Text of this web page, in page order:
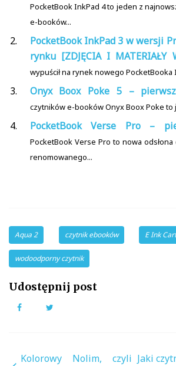
PocketBook InkPad 4 to jeden z
e-booków...
PocketBook InkPad 3 w wersji
rynku [ZDJĘCIA I MATERIAŁY
wypuścił na rynek nowego PocketBooka
Onyx Boox Poke 5 –
czytników e-booków Onyx Boox Poke to
PocketBook Verse Pro –
PocketBook Verse Pro to nowa
renomowanego...
Aqua 2 czytnik ebooków E Ink
wodoodporny czytnik
Udostępnij post
Facebook
Nawigacja
Kolorowy Nolim, czyli Jaki